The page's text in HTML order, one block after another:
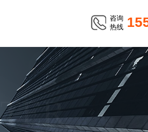
咨询
热线